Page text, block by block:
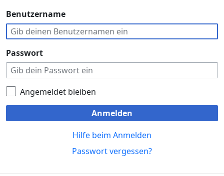
Benutzername
Passwort
Angemeldet bleiben
Anmelden
Hilfe beim Anmelden
Passwort vergessen?